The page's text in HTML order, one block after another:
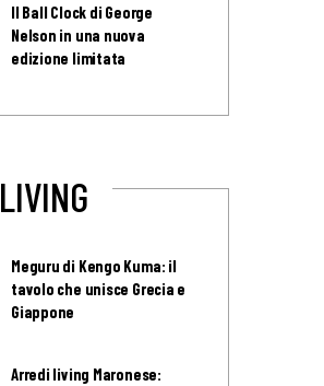
Il Ball Clock di George
Nelson in una nuova
edizione limitata
LIVING
Meguru di Kengo Kuma: il
tavolo che unisce Grecia e
Giappone
Arredi living Maronese: